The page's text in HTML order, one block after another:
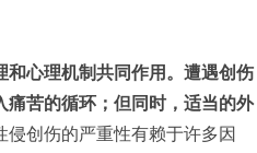
和心理机制共同作用。遭遇创伤
痛苦的循环；但同时，适当的外
侵创伤的严重性有赖于许多因